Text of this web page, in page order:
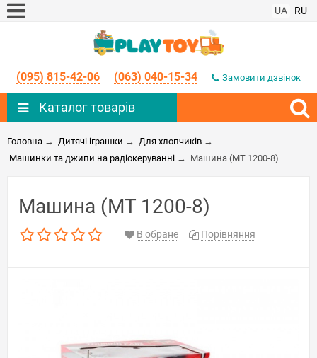
UA RU
(095) 815-42-06 (063) 040-15-34 Замовити дзвінок
Каталог товарів
Головна → Дитячі іграшки → Для хлопчиків →
Машинки та джипи на радіокеруванні → Машина (MT 1200-8)
Машина (MT 1200-8)
В обране Порівняння